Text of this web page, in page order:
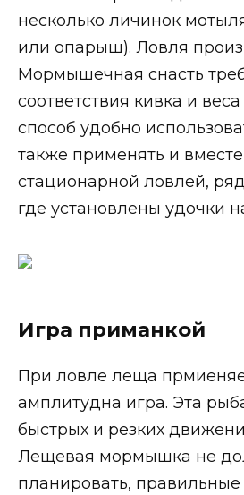
несколько личинок
или опарыш). Ловля
Мормышечная снасть
соответствия кивка и
способ удобно
также применять и
стационарной ловлей,
где установлены удочки
Игра приманкой
При ловле леща
амплитудна игра. Эта
быстрых и резких
Лещевая мормышка не
планировать,